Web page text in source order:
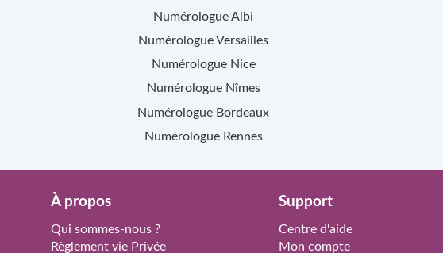
NumérologueAlbi
NumérologueVersailles
Numérologue Nice
Numérologue Nîmes
Numérologue Bordeaux
Numérologue Rennes
À propos
Qui sommes-nous ?
Règlement vie Privée
Support
Centre d'aide
Mon compte